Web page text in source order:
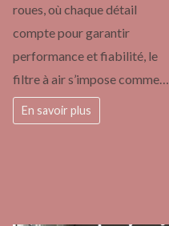
roues, où chaque détail
compte pour garantir
performance et fiabilité, le
filtre à air s’impose comme…
En savoir plus